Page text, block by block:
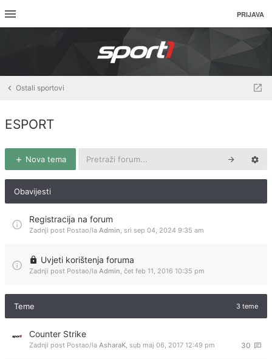
PRIJAVA
Ostali sportovi
ESPORT
Nova tema
Obavijesti
Registracija na forum
Zadnji post Postao/la Admin, sri sep 04, 2024 9:35 am
Uvjeti korištenja foruma
Zadnji post Postao/la Admin, čet feb 11, 2016 10:35 pm
Teme 3 teme
Counter Strike
30
Zadnji post Postao/la AsharaK, sub maj 06, 2017 12:49 pm